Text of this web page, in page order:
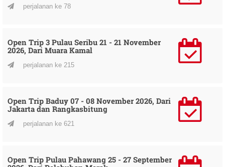
perjalanan ke 78
Open Trip 3 Pulau Seribu 21 - 21 November
2026, Dari Muara Kamal
perjalanan ke 215
Open Trip Baduy 07 - 08 November 2026, Dari
Jakarta dan Rangkasbitung
perjalanan ke 621
Open Trip Pulau Pahawang 25 - 27 September